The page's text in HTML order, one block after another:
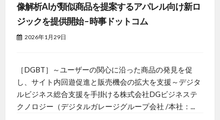
像解析AIが類似商品を提案するアパレル向け新ロ
ジックを提供開始 – 時事ドットコム
2026年1月29日
［DGBT］～ユーザーの関心に沿った商品の発見を促
し、サイト内回遊促進と販売機会の拡大を支援～デジタ
ルビジネス総合支援を手掛ける株式会社DGビジネステ
クノロジー（デジタルガレージグループ会社 /本社：...